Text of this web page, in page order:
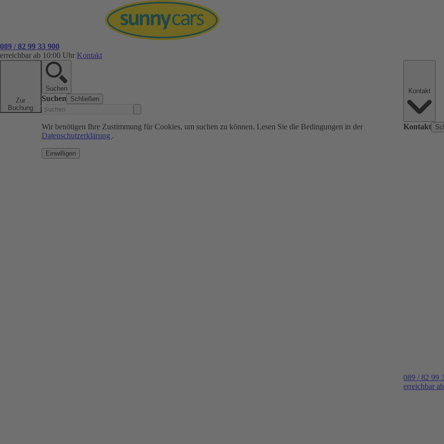
089 / 82 99 33 900
erreichbar ab 10:00 Uhr Kontakt
Zur
Buchung
Suchen
Suchen Schließen
Wir benötigen Ihre Zustimmung für Cookies, um suchen zu können. Lesen Sie die Bedingungen in der
Datenschutzerklärung .
Einwilligen
Kontakt
089 / 82 99
erreichbar